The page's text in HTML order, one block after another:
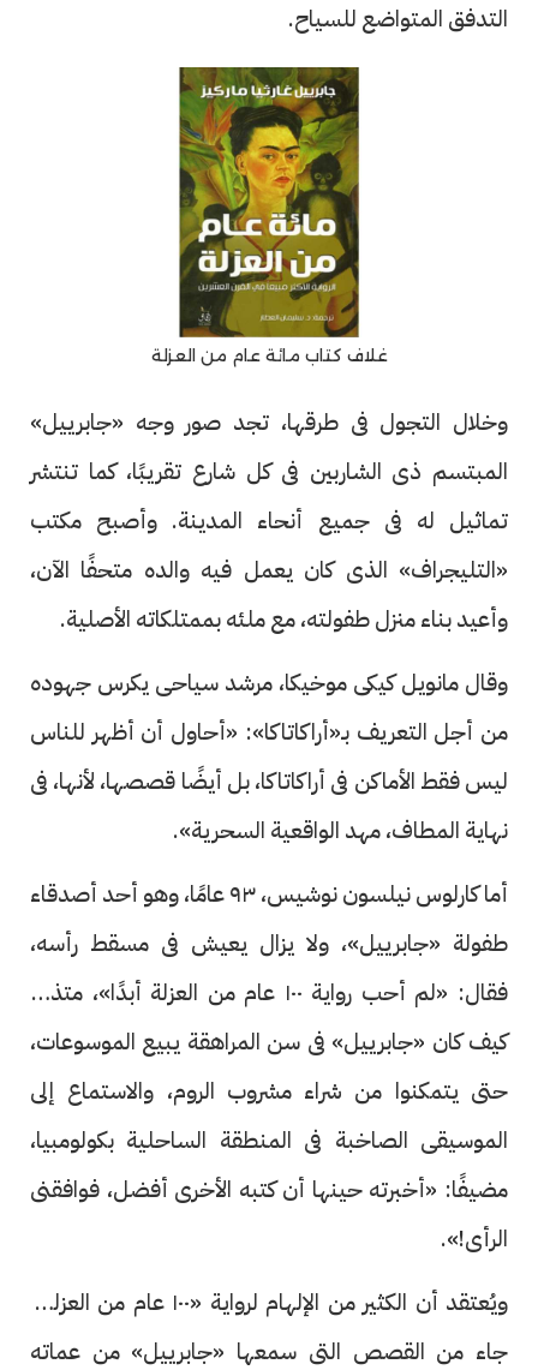
التدفق المتواضع للسياح.
غلاف كتاب مائة عام من العزلة
وخلال التجول فى طرقها، تجد صور وجه «جابرييل»
المبتسم ذى الشاربين فى كل شارع تقريبًا، كما تنتشر
تماثيل له فى جميع أنحاء المدينة. وأصبح مكتب
«التليجراف» الذى كان يعمل فيه والده متحفًا الآن،
وأعيد بناء منزل طفولته، مع ملئه بممتلكاته الأصلية.
وقال مانويل كيكى موخيكا، مرشد سياحى يكرس جهوده
من أجل التعريف بـ«أراكاتاكا»: «أحاول أن أظهر للناس
ليس فقط الأماكن فى أراكاتاكا، بل أيضًا قصصها، لأنها، فى
نهاية المطاف، مهد الواقعية السحرية».
أما كارلوس نيلسون نوشيس، ٩٣ عامًا، وهو أحد أصدقاء
طفولة «جابرييل»، ولا يزال يعيش فى مسقط رأسه،
فقال: «لم أحب رواية ١٠٠ عام من العزلة أبدًا»، متذكرًا
كيف كان «جابرييل» فى سن المراهقة يبيع الموسوعات،
حتى يتمكنوا من شراء مشروب الروم، والاستماع إلى
الموسيقى الصاخبة فى المنطقة الساحلية بكولومبيا،
مضيفًا: «أخبرته حينها أن كتبه الأخرى أفضل، فوافقنى
الرأى!».
ويُعتقد أن الكثير من الإلهام لرواية «١٠٠ عام من العزلة»
جاء من القصص التى سمعها «جابرييل» من عماته